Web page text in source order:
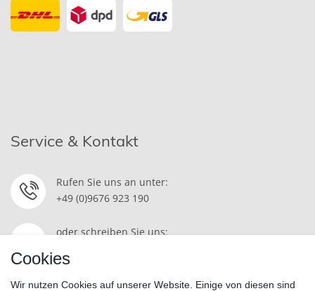
Service & Kontakt
Rufen Sie uns an unter:
+49 (0)9676 923 190
oder schreiben Sie uns:
Cookies
Wir nutzen Cookies auf unserer Website. Einige von diesen sind